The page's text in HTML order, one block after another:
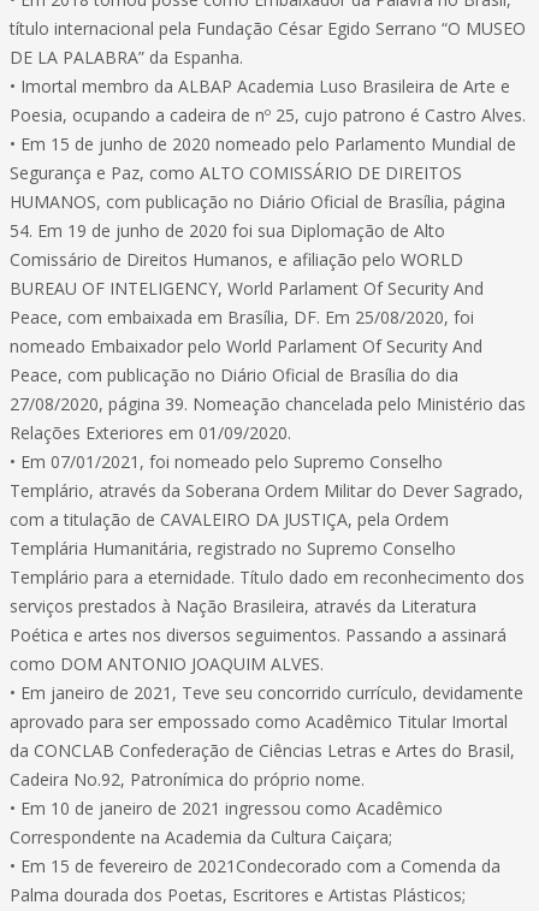
título internacional pela Fundação César Egido Serrano “O MUSEO
DE LA PALABRA” da Espanha.
• Imortal membro da ALBAP Academia Luso Brasileira de Arte e
Poesia, ocupando a cadeira de nº 25, cujo patrono é Castro Alves.
• Em 15 de junho de 2020 nomeado pelo Parlamento Mundial de
Segurança e Paz, como ALTO COMISSÁRIO DE DIREITOS
HUMANOS, com publicação no Diário Oficial de Brasília, página
54. Em 19 de junho de 2020 foi sua Diplomação de Alto
Comissário de Direitos Humanos, e afiliação pelo WORLD
BUREAU OF INTELIGENCY, World Parlament Of Security And
Peace, com embaixada em Brasília, DF. Em 25/08/2020, foi
nomeado Embaixador pelo World Parlament Of Security And
Peace, com publicação no Diário Oficial de Brasília do dia
27/08/2020, página 39. Nomeação chancelada pelo Ministério das
Relações Exteriores em 01/09/2020.
• Em 07/01/2021, foi nomeado pelo Supremo Conselho
Templário, através da Soberana Ordem Militar do Dever Sagrado,
com a titulação de CAVALEIRO DA JUSTIÇA, pela Ordem
Templária Humanitária, registrado no Supremo Conselho
Templário para a eternidade. Título dado em reconhecimento dos
serviços prestados à Nação Brasileira, através da Literatura
Poética e artes nos diversos seguimentos. Passando a assinará
como DOM ANTONIO JOAQUIM ALVES.
• Em janeiro de 2021, Teve seu concorrido currículo, devidamente
aprovado para ser empossado como Acadêmico Titular Imortal
da CONCLAB Confederação de Ciências Letras e Artes do Brasil,
Cadeira No.92, Patronímica do próprio nome.
• Em 10 de janeiro de 2021 ingressou como Acadêmico
Correspondente na Academia da Cultura Caiçara;
• Em 15 de fevereiro de 2021Condecorado com a Comenda da
Palma dourada dos Poetas, Escritores e Artistas Plásticos;